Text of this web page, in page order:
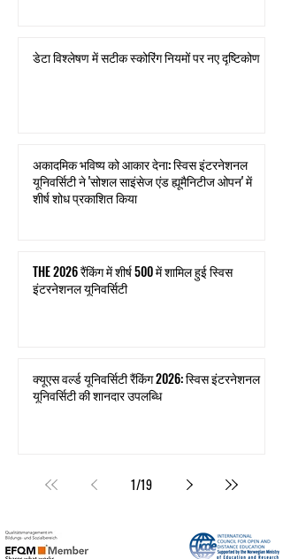
डेटा विश्लेषण में सटीक स्कोरिंग नियमों पर नए दृष्टिकोण
अकादमिक भविष्य को आकार देना: स्विस इंटरनेशनल
यूनिवर्सिटी ने 'सोशल साइंसेज एंड ह्यूमैनिटीज ओपन' में
शीर्ष शोध प्रकाशित किया
THE 2026 रैंकिंग में शीर्ष 500 में शामिल हुई स्विस
इंटरनेशनल यूनिवर्सिटी
क्यूएस वर्ल्ड यूनिवर्सिटी रैंकिंग 2026: स्विस इंटरनेशनल
यूनिवर्सिटी की शानदार उपलब्धि
1/19